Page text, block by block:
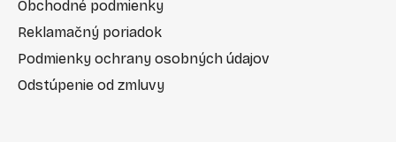
Obchodné podmienky
Reklamačný poriadok
Podmienky ochrany osobných údajov
Odstúpenie od zmluvy